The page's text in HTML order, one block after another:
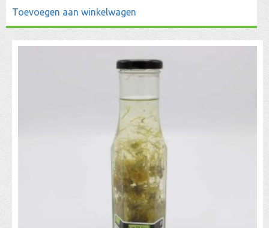
Toevoegen aan winkelwagen